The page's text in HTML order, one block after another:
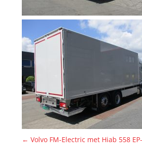
← Volvo FM-Electric met Hiab 558